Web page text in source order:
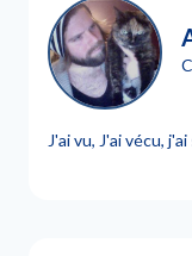
J'ai vu, J'ai vécu,